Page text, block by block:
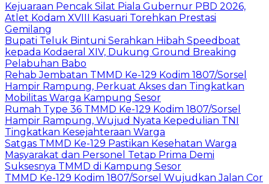
Kejuaraan Pencak Silat Piala Gubernur PBD 2026,
Atlet Kodam XVIII Kasuari Torehkan Prestasi
Gemilang
Bupati Teluk Bintuni Serahkan Hibah Speedboat
kepada Kodaeral XIV, Dukung Ground Breaking
Pelabuhan Babo
Rehab Jembatan TMMD Ke-129 Kodim 1807/Sorsel
Hampir Rampung, Perkuat Akses dan Tingkatkan
Mobilitas Warga Kampung Sesor
Rumah Type 36 TMMD Ke-129 Kodim 1807/Sorsel
Hampir Rampung, Wujud Nyata Kepedulian TNI
Tingkatkan Kesejahteraan Warga
Satgas TMMD Ke-129 Pastikan Kesehatan Warga
Masyarakat dan Personel Tetap Prima Demi
Suksesnya TMMD di Kampung Sesor
TMMD Ke-129 Kodim 1807/Sorsel Wujudkan Jalan Cor